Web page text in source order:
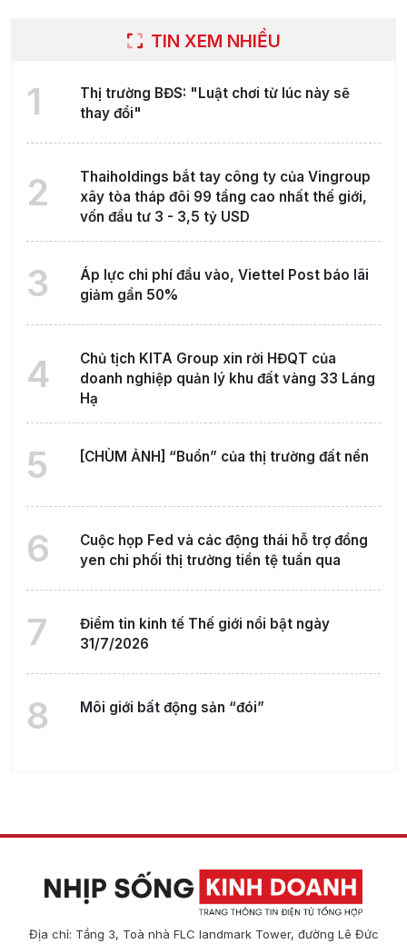
TIN XEM NHIỀU
1
Thị trường BĐS: "Luật chơi từ lúc này sẽ
thay đổi"
2
Thaiholdings bắt tay công ty của Vingroup
xây tòa tháp đôi 99 tầng cao nhất thế giới,
vốn đầu tư 3 - 3,5 tỷ USD
3
Áp lực chi phí đầu vào, Viettel Post báo lãi
giảm gần 50%
4
Chủ tịch KITA Group xin rời HĐQT của
doanh nghiệp quản lý khu đất vàng 33 Láng
Hạ
5 [CHÙM ẢNH] “Buồn” của thị trường đất nền
6
Cuộc họp Fed và các động thái hỗ trợ đồng
yen chi phối thị trường tiền tệ tuần qua
7
Điểm tin kinh tế Thế giới nổi bật ngày
31/7/2026
8 Môi giới bất động sản “đói”
Địa chỉ: Tầng 3, Toà nhà FLC landmark Tower, đường Lê Đức